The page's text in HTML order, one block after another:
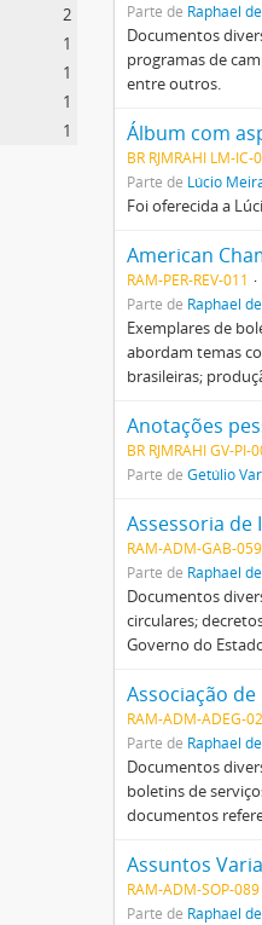
2
1
1
1
1
Parte de Raphael
Documentos
programas de
entre outros.
BR RJMRAHI LM-IC-
Parte de Lúcio
Foi oferecida a
American
RAM-PER-REV-011
Parte de Raphael
Exemplares de
abordam temas
brasileiras;
BR RJMRAHI GV-PI-
Parte de Getúlio
Assessoria
RAM-ADM-GAB-059
Parte de Raphael
Documentos
circulares;
Governo do
Associação
RAM-ADM-ADEG-
Parte de Raphael
Documentos
boletins de
documentos
Assuntos
RAM-ADM-SOP-089
Parte de Raphael